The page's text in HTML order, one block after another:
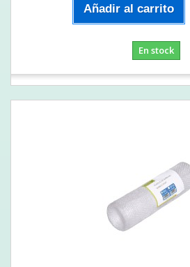
Añadir al carrito
En stock